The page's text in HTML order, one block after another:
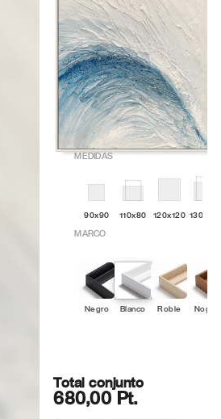
MEDIDAS
90x90 110x80 120x120
MARCO
Negro Blanco Roble Nogal
Total conjunto
680,00 Pt.